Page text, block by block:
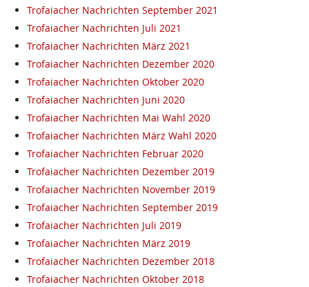
Trofaiacher Nachrichten September 2021
Trofaiacher Nachrichten Juli 2021
Trofaiacher Nachrichten März 2021
Trofaiacher Nachrichten Dezember 2020
Trofaiacher Nachrichten Oktober 2020
Trofaiacher Nachrichten Juni 2020
Trofaiacher Nachrichten Mai Wahl 2020
Trofaiacher Nachrichten März Wahl 2020
Trofaiacher Nachrichten Februar 2020
Trofaiacher Nachrichten Dezember 2019
Trofaiacher Nachrichten November 2019
Trofaiacher Nachrichten September 2019
Trofaiacher Nachrichten Juli 2019
Trofaiacher Nachrichten März 2019
Trofaiacher Nachrichten Dezember 2018
Trofaiacher Nachrichten Oktober 2018